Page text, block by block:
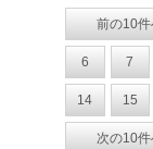
前の10件
6 7
14 15
次の10